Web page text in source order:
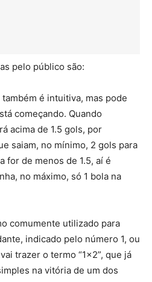
pelo público são:
também é intuitiva, mas pode
começando. Quando
acima de 1.5 gols, por
saiam, no mínimo, 2 gols para
for de menos de 1.5, aí é
no máximo, só 1 bola na
comumente utilizado para
indicado pelo número 1, ou
trazer o termo “1×2”, que já
na vitória de um dos